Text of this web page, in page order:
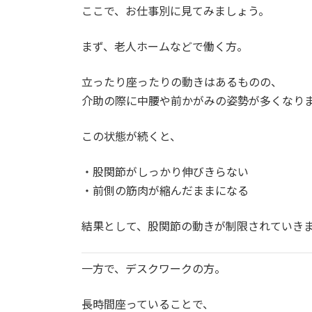
ここで、お仕事別に見てみましょう。
まず、老人ホームなどで働く方。
立ったり座ったりの動きはあるものの、
介助の際に中腰や前かがみの姿勢が多くなりま
この状態が続くと、
・股関節がしっかり伸びきらない
・前側の筋肉が縮んだままになる
結果として、股関節の動きが制限されていきま
一方で、デスクワークの方。
長時間座っていることで、